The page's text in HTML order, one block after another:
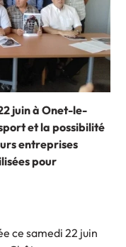
juin à Onet-le-
et la possibilité
entreprises
pour
ce samedi 22 juin